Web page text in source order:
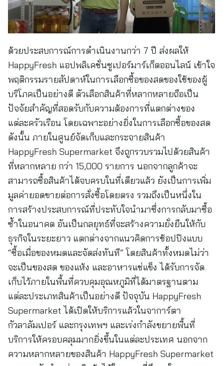
ด้วยประสบการณ์การดำเนินงานกว่า 7 ปี ส่งผลให้
HappyFresh แอปพลิเคชั่นซูเปอร์มาร์เก็ตออนไลน์ เข้าใจ
พฤติกรรมรายสัปดาห์ในการเลือกซื้อของสดของใช้ของผู้
บริโภคเป็นอย่างดี ตัวเลือกสินค้าที่หลากหลายถือเป็น
ปัจจัยสำคัญที่สอดรับกับความต้องการที่แตกต่างของ
แต่ละครัวเรือน โดยเฉพาะอย่างยิ่งในการเลือกซื้อของสด
ดังนั้น ภายในศูนย์จัดเก็บและกระจายสินค้า
HappyFresh Supermarket จึงถูกรวบรวมไปด้วยสินค้า
ที่หลากหลาย กว่า 15,000 รายการ นอกจากลูกค้าจะ
สามารถซื้อสินค้าได้จบครบในที่เดียวแล้ว ยังเป็นการเพิ่ม
มูลค่ายอดขายต่อการสั่งซื้อโดยตรง รวมถึงเป็นหนึ่งใน
การสร้างประสบการณ์ที่ประทับใจนำมาซึ่งการกลับมาซื้อ
ซ้ำในอนาคต อันเป็นกลยุทธ์ที่จะสร้างความยั่งยืนให้กับ
ธุรกิจในระยะยาว แตกต่างจากแนวคิดการช้อปปิงแบบ
“ซื้อเมื่อของหมดและจัดส่งทันที” โดยสินค้าทั้งหมดไม่ว่า
จะเป็นของสด ของแห้ง และอาหารแช่แข็ง ได้รับการจัด
เก็บไว้ภายในพื้นที่ควบคุมอุณหภูมิที่ได้มาตรฐานตาม
แต่ละประเภทสินค้าเป็นอย่างดี ปัจจุบัน HappyFresh
Supermarket ได้เปิดให้บริการแล้วในจาการ์ตา
กัวลาลัมเปอร์ และกรุงเทพฯ และเร่งกำลังขยายพื้นที่
บริการให้ครอบคลุมมากยิ่งขึ้นในแต่ละประเทศ นอกจาก
ความหลากหลายของสินค้า HappyFresh Supermarket